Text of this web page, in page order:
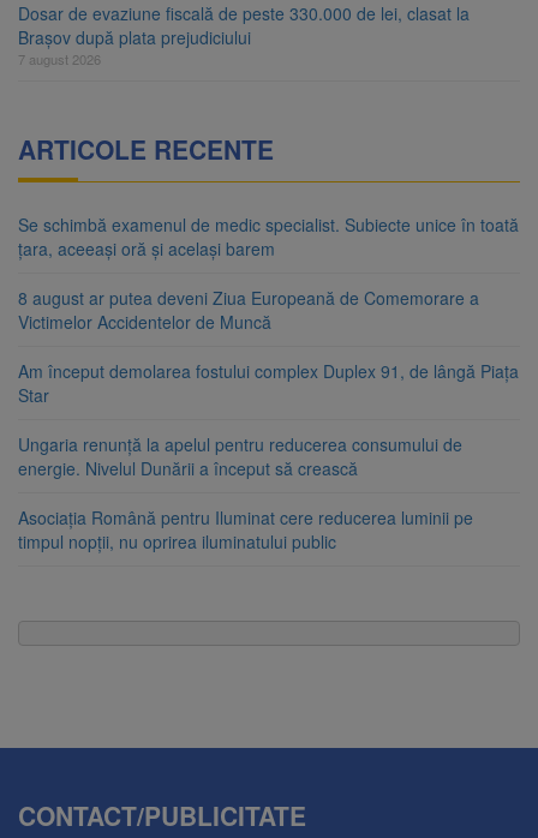
Dosar de evaziune fiscală de peste 330.000 de lei, clasat la
Brașov după plata prejudiciului
7 august 2026
ARTICOLE RECENTE
Se schimbă examenul de medic specialist. Subiecte unice în toată
țara, aceeași oră și același barem
8 august ar putea deveni Ziua Europeană de Comemorare a
Victimelor Accidentelor de Muncă
Am început demolarea fostului complex Duplex 91, de lângă Piața
Star
Ungaria renunță la apelul pentru reducerea consumului de
energie. Nivelul Dunării a început să crească
Asociația Română pentru Iluminat cere reducerea luminii pe
timpul nopții, nu oprirea iluminatului public
CONTACT/PUBLICITATE